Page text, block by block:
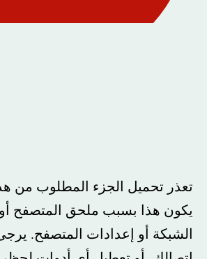
تعذر تحميل الجزء المطلوب من
يكون هذا بسبب ملحق المتصفح
الشبكة أو إعدادات المتصفح.